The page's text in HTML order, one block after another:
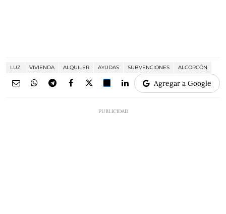
LUZ VIVIENDA ALQUILER AYUDAS SUBVENCIONES ALCORCÓN
Agregar a Google